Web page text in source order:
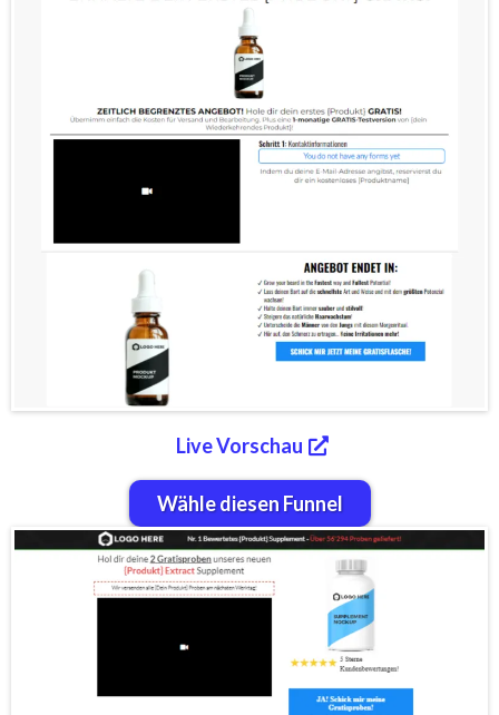
Live Vorschau
Wähle diesen Funnel